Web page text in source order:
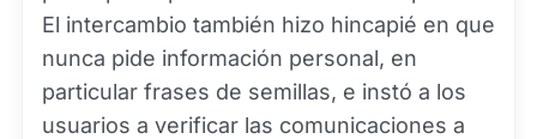
El intercambio también hizo hincapié en que
nunca pide información personal, en
particular frases de semillas, e instó a los
usuarios a verificar las comunicaciones a